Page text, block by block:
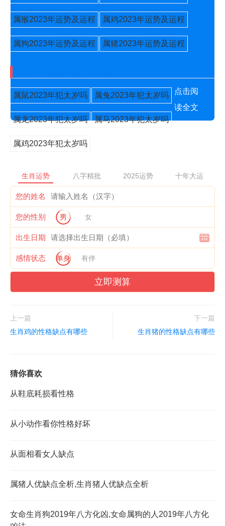
属猴2023年运势及运程 属鸡2023年运势及运程
属狗2023年运势及运程 属猪2023年运势及运程
属鼠2023年犯太岁吗 属兔2023年犯太岁吗
属龙2023年犯太岁吗 属马2023年犯太岁吗
属鸡2023年犯太岁吗
点击阅
读全文
生肖运势 八字精批 2025运势 十年大运
您的姓名
您的性别 男 女
出生日期
感情状态 单身 有伴
立即测算
上一篇
生肖鸡的性格缺点有哪些
下一篇
生肖猪的性格缺点有哪些
猜你喜欢
​从鞋底耗损看性格
从小动作看你性格好坏
从面相看女人缺点
属猪人优缺点全析,生肖猪人优缺点全析
女命生肖狗2019年八方化凶,女命属狗的人2019年八方化